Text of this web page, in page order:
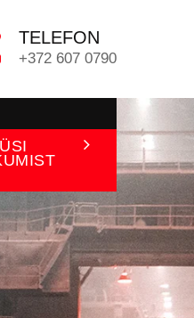
TELEFON
+372 607 0790